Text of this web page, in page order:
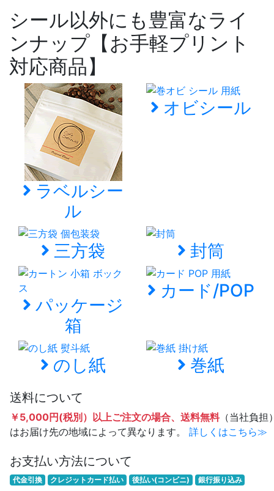
シール以外にも豊富なライ
ンナップ【お手軽プリント
対応商品】
ラベルシー
ル
オビシール
三方袋 封筒
パッケージ
箱
カード/POP
のし紙 巻紙
送料について
￥5,000円(税別）以上ご注文の場合、送料無料（当社負担
はお届け先の地域によって異なります。
詳しくはこちら≫
お支払い方法について
代金引換 クレジットカード払い 後払い(コンビニ) 銀行振り込み